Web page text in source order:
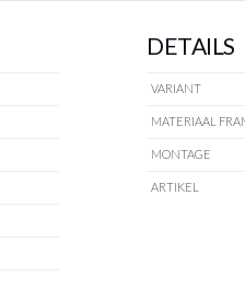
DETAILS
VARIANT
MATERIAAL
MONTAGE
ARTIKEL